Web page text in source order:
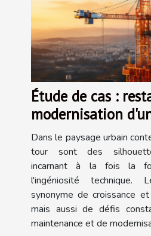
Étude de cas :
modernisation
classique
Dans le paysage urbain
tour sont des
incarnant à la fois la
l'ingéniosité technique.
synonyme de croissance
mais aussi de défis
maintenance et de